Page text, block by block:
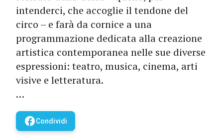
intenderci, che accoglie il tendone del
circo – e farà da cornice a una
programmazione dedicata alla creazione
artistica contemporanea nelle sue diverse
espressioni: teatro, musica, cine­ma, arti
visive e letteratura.
…
facebookCondividi